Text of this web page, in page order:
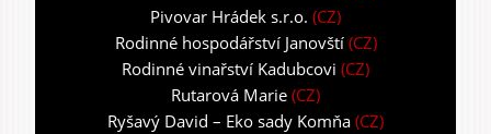
Pivovar Hrádek s.r.o. (CZ)
Rodinné hospodářství Janovští (CZ)
Rodinné vinařství Kadubcovi (CZ)
Rutarová Marie (CZ)
Ryšavý David – Eko sady Komňa (CZ)